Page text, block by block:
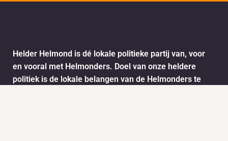
Helder Helmond is dé lokale politieke partij van, voor
en vooral met Helmonders. Doel van onze heldere
politiek is de lokale belangen van de Helmonders te